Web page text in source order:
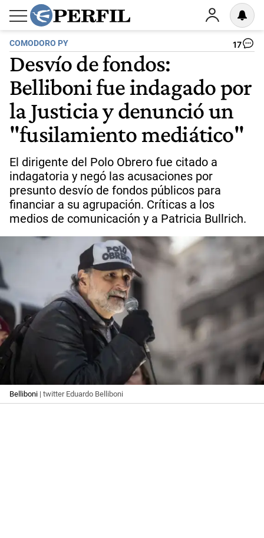
COMODORO PY 17
Desvío de fondos:
Belliboni fue indagado por
la Justicia y denunció un
"fusilamiento mediático"
El dirigente del Polo Obrero fue citado a
indagatoria y negó las acusaciones por
presunto desvío de fondos públicos para
financiar a su agrupación. Críticas a los
medios de comunicación y a Patricia Bullrich.
Belliboni | twitter Eduardo Belliboni